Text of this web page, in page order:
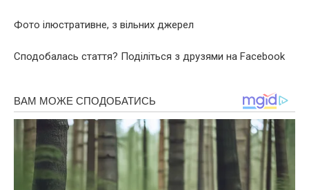
Фото ілюстративне, з вільних джерел
Сподобалась стаття? Поділіться з друзями на Facebook